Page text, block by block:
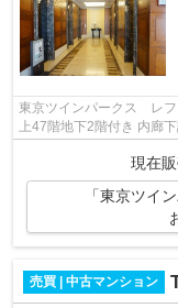
東京ツインパークス レフトウイング 平成14年9月
現在
「東京ツイ
売買 | 中古マンション